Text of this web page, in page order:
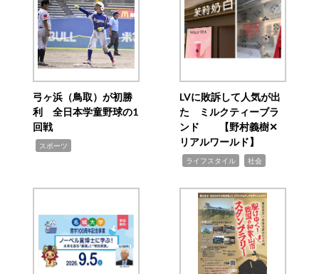
弓ヶ浜（鳥取）が初勝
利 全日本学童野球の1
回戦
スポーツ
LVに敗訴して人気が出
た ミルクティーブラ
ンド 【野村義樹✕
リアルワールド】
ライフスタイル 社会